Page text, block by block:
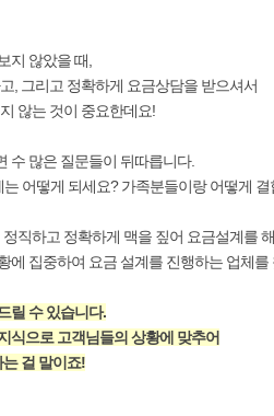
지 않았을 때,
, 그리고 정확하게 요금상담을 받으셔서
않는 것이 중요한데요!
수 많은 질문들이 뒤따릅니다.
어떻게 되세요? 가족분들이랑 어떻게 결
직하고 정확하게 맥을 짚어 요금설계를
에 집중하여 요금 설계를 진행하는 업체를
릴 수 있습니다.
식으로 고객님들의 상황에 맞추어
걸 말이죠!